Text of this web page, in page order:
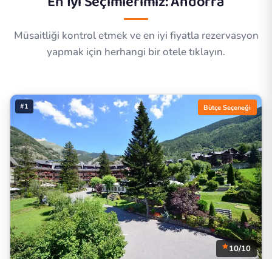
Müsaitliği kontrol etmek ve en iyi fiyatla rezervasyon
yapmak için herhangi bir otele tıklayın.
#1 Bütçe Seçeneği
10/10